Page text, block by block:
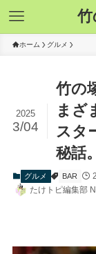
ホーム グルメ
竹の
まざ
スタ
秘話。
2025
3/04
グルメ BAR
たけトピ編集部